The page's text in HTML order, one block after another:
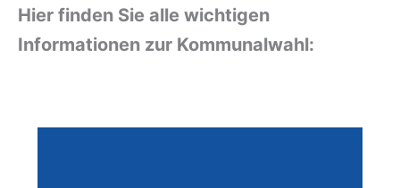
Hier finden Sie alle wichtigen
Informationen zur Kommunalwahl: